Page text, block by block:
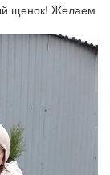
щенок! Желаем